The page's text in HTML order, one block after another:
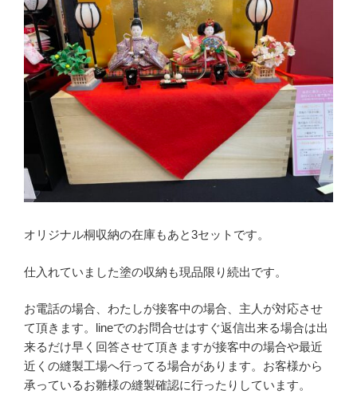
オリジナル桐収納の在庫もあと3セットです。
仕入れていました塗の収納も現品限り続出です。
お電話の場合、わたしが接客中の場合、主人が対応させ
て頂きます。lineでのお問合せはすぐ返信出来る場合は出
来るだけ早く回答させて頂きますが接客中の場合や最近
近くの縫製工場へ行ってる場合があります。お客様から
承っているお雛様の縫製確認に行ったりしています。